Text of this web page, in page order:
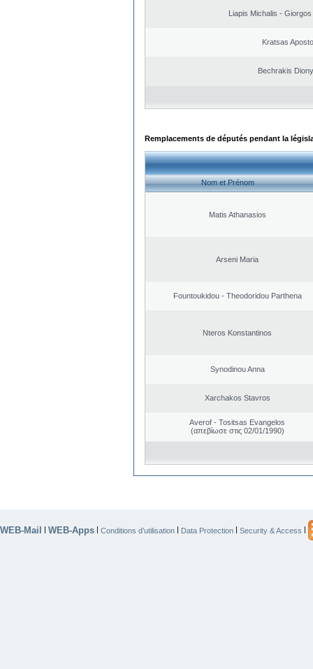
Liapis Michalis -
Kratsas
Bechrakis
Remplacements de députés pendant la
Nom et Prénom
Matis Athanasios
Arseni Maria
Fountoukidou - Theodoridou Parthena
Nteros Konstantinos
Synodinou Anna
Xarchakos Stavros
Averof - Tositsas Evangelos
(απεβίωσε στις 02/01/1990)
WEB-Mail | WEB-Apps | Conditions d’utilisation | Data Protection | Security & Access |